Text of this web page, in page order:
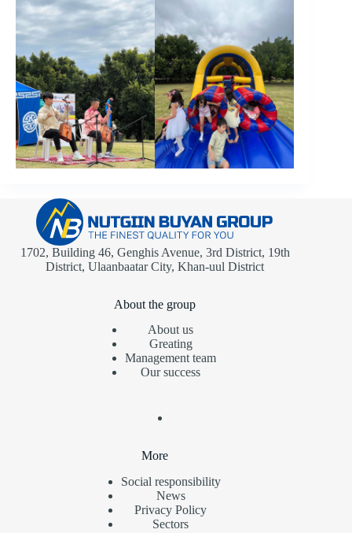
1702, Building 46, Genghis Avenue, 3rd District, 19th
District, Ulaanbaatar City, Khan-uul District
About the group
About us
Greating
Management team
Our success
More
Social responsibility
News
Privacy Policy
Sectors